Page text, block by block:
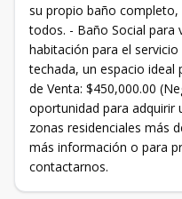
su propio baño completo,
todos. - Baño Social para
habitación para el
techada, un espacio ideal
de Venta: $450,000.00
oportunidad para adquirir
zonas residenciales más
más información o para
contactarnos.